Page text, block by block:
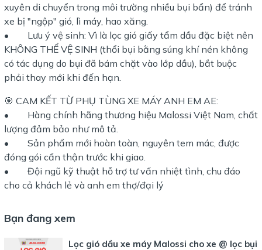
xuyên di chuyển trong môi trường nhiều bụi bẩn) để tránh
xe bị "ngộp" gió, lì máy, hao xăng.
• Lưu ý vệ sinh: Vì là lọc gió giấy tẩm dầu đặc biệt nên
KHÔNG THỂ VỆ SINH (thổi bụi bằng súng khí nén không
có tác dụng do bụi đã bám chặt vào lớp dầu), bắt buộc
phải thay mới khi đến hạn.
🎯 CAM KẾT TỪ PHỤ TÙNG XE MÁY ANH EM AE:
• Hàng chính hãng thương hiệu Malossi Việt Nam, chất
lượng đảm bảo như mô tả.
• Sản phẩm mới hoàn toàn, nguyên tem mác, được
đóng gói cẩn thận trước khi giao.
• Đội ngũ kỹ thuật hỗ trợ tư vấn nhiệt tình, chu đáo
cho cả khách lẻ và anh em thợ/đại lý
Bạn đang xem
Lọc gió dầu xe máy Malossi cho xe @ lọc bụi